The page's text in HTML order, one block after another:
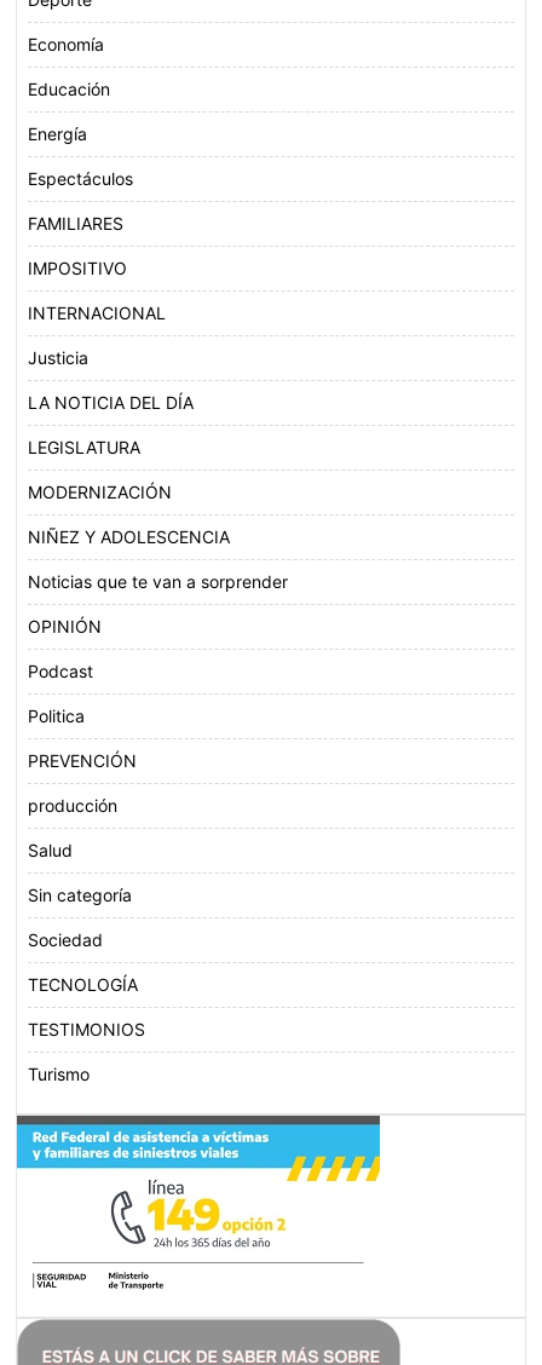
Economía
Educación
Energía
Espectáculos
FAMILIARES
IMPOSITIVO
INTERNACIONAL
Justicia
LA NOTICIA DEL DÍA
LEGISLATURA
MODERNIZACIÓN
NIÑEZ Y ADOLESCENCIA
Noticias que te van a sorprender
OPINIÓN
Podcast
Politica
PREVENCIÓN
producción
Salud
Sin categoría
Sociedad
TECNOLOGÍA
TESTIMONIOS
Turismo